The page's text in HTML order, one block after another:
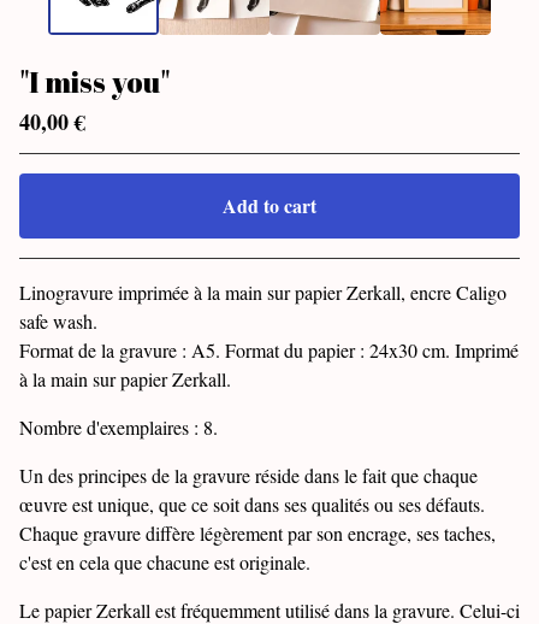
"I miss you"
40,00€
Add to cart
Go to cart
Linogravure imprimée à la main sur papier Zerkall, encre Caligo
safe wash.
Format de la gravure : A5. Format du papier : 24x30 cm. Imprimé
à la main sur papier Zerkall.
Nombre d'exemplaires : 8.
Un des principes de la gravure réside dans le fait que chaque
œuvre est unique, que ce soit dans ses qualités ou ses défauts.
Chaque gravure diffère légèrement par son encrage, ses taches,
c'est en cela que chacune est originale.
Le papier Zerkall est fréquemment utilisé dans la gravure. Celui-ci